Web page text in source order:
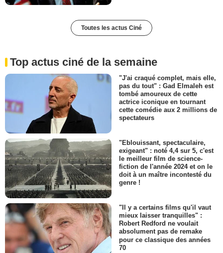
Toutes les actus Ciné
Top actus ciné de la semaine
"J'ai craqué complet, mais elle,
pas du tout" : Gad Elmaleh est
tombé amoureux de cette
actrice iconique en tournant
cette comédie aux 2 millions de
spectateurs
"Eblouissant, spectaculaire,
exigeant" : noté 4,4 sur 5, c'est
le meilleur film de science-
fiction de l'année 2024 et on le
doit à un maître incontesté du
genre !
"Il y a certains films qu'il vaut
mieux laisser tranquilles" :
Robert Redford ne voulait
absolument pas de remake
pour ce classique des années
70